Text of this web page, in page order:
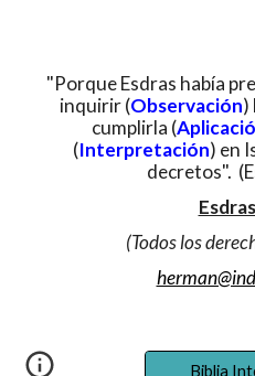
"Porque Esdras había
inquirir (Observación)
cumplirla (
(Interpretación) en
decretos".
(Todos los
Biblia